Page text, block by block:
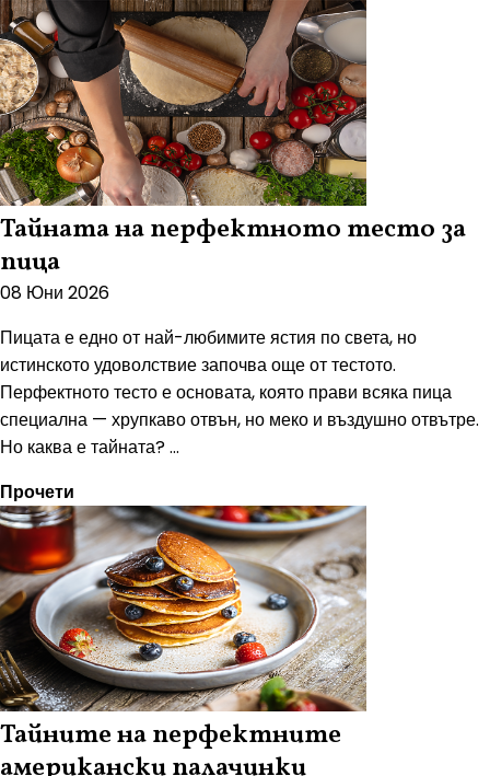
Тайната на перфектното тесто за
пица
08 Юни 2026
Пицата е едно от най-любимите ястия по света, но
истинското удоволствие започва още от тестото.
Перфектното тесто е основата, която прави всяка пица
специална — хрупкаво отвън, но меко и въздушно отвътре.
Но каква е тайната? ...
Прочети
Тайните на перфектните
американски палачинки